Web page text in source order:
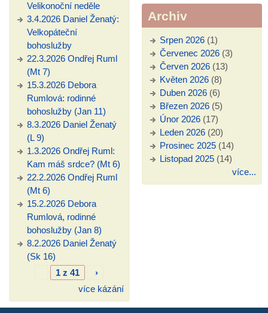
Velikonoční neděle
3.4.2026 Daniel Ženatý:
Velkopáteční
bohoslužby
22.3.2026 Ondřej Ruml
(Mt 7)
15.3.2026 Debora
Rumlová: rodinné
bohoslužby (Jan 11)
8.3.2026 Daniel Ženatý
(L 9)
1.3.2026 Ondřej Ruml:
Kam máš srdce? (Mt 6)
22.2.2026 Ondřej Ruml
(Mt 6)
15.2.2026 Debora
Rumlová, rodinné
bohoslužby (Jan 8)
8.2.2026 Daniel Ženatý
(Sk 16)
1 z 41
›
více kázání
Archiv
Srpen 2026(1)
Červenec 2026(3)
Červen 2026(13)
Květen 2026(8)
Duben 2026(6)
Březen 2026(5)
Únor 2026(17)
Leden 2026(20)
Prosinec 2025(14)
Listopad 2025(14)
více...